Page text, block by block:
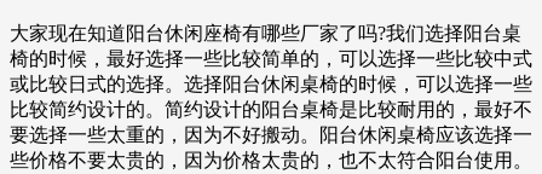
大家现在知道阳台休闲座椅有哪些厂家了吗?我们选择阳台桌
椅的时候，最好选择一些比较简单的，可以选择一些比较中式
或比较日式的选择。选择阳台休闲桌椅的时候，可以选择一些
比较简约设计的。简约设计的阳台桌椅是比较耐用的，最好不
要选择一些太重的，因为不好搬动。阳台休闲桌椅应该选择一
些价格不要太贵的，因为价格太贵的，也不太符合阳台使用。